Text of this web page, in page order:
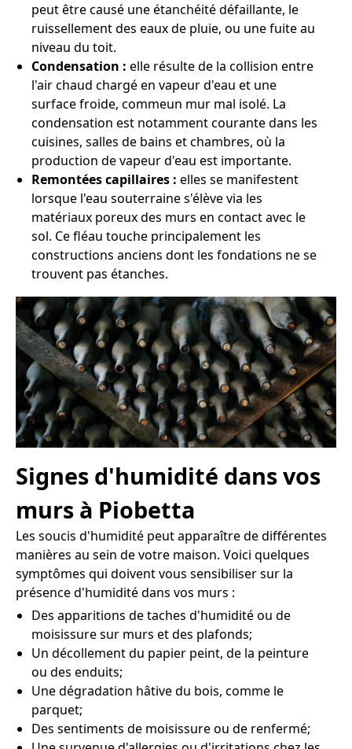
peut être causé une étanchéité défaillante, le
ruissellement des eaux de pluie, ou une fuite au
niveau du toit.
Condensation : elle résulte de la collision entre
l'air chaud chargé en vapeur d'eau et une
surface froide, commeun mur mal isolé. La
condensation est notamment courante dans les
cuisines, salles de bains et chambres, où la
production de vapeur d'eau est importante.
Remontées capillaires : elles se manifestent
lorsque l'eau souterraine s'élève via les
matériaux poreux des murs en contact avec le
sol. Ce fléau touche principalement les
constructions anciens dont les fondations ne se
trouvent pas étanches.
Signes d'humidité dans vos
murs à Piobetta
Les soucis d'humidité peut apparaître de différentes
manières au sein de votre maison. Voici quelques
symptômes qui doivent vous sensibiliser sur la
présence d'humidité dans vos murs :
Des apparitions de taches d'humidité ou de
moisissure sur murs et des plafonds;
Un décollement du papier peint, de la peinture
ou des enduits;
Une dégradation hâtive du bois, comme le
parquet;
Des sentiments de moisissure ou de renfermé;